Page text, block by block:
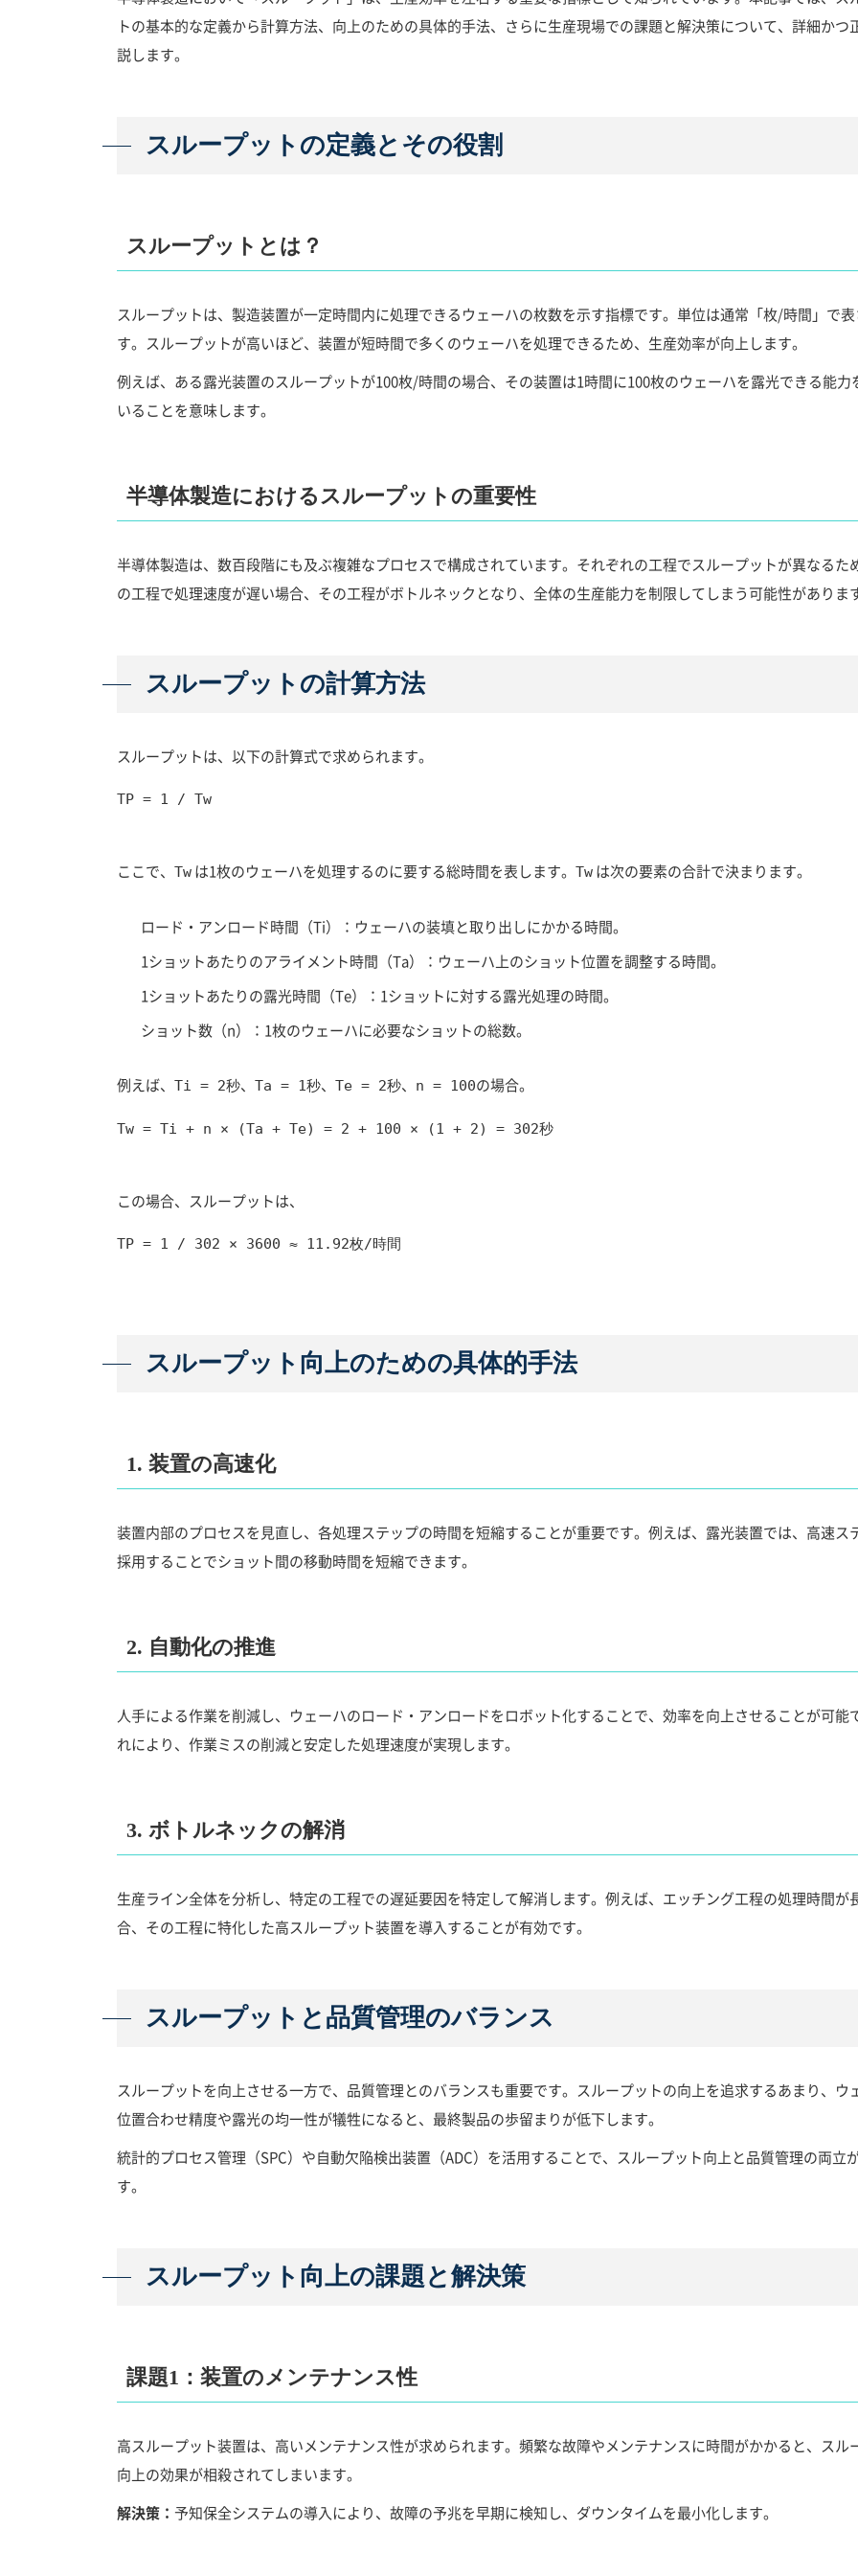
トの基本的な定義から計算方法、向上のための具体的手法、さらに生産現場での課題と解決策について、詳細かつ
説します。
スループットの定義とその役割
スループットとは？
スループットは、製造装置が一定時間内に処理できるウェーハの枚数を示す指標です。単位は通常「枚/時間」で表
す。スループットが高いほど、装置が短時間で多くのウェーハを処理できるため、生産効率が向上します。
例えば、ある露光装置のスループットが100枚/時間の場合、その装置は1時間に100枚のウェーハを露光できる能力
いることを意味します。
半導体製造におけるスループットの重要性
半導体製造は、数百段階にも及ぶ複雑なプロセスで構成されています。それぞれの工程でスループットが異なるた
の工程で処理速度が遅い場合、その工程がボトルネックとなり、全体の生産能力を制限してしまう可能性があります
スループットの計算方法
スループットは、以下の計算式で求められます。
TP = 1 / Tw
ここで、 Tw は1枚のウェーハを処理するのに要する総時間を表します。 Tw は次の要素の合計で決まります。
ロード・アンロード時間（Ti）：ウェーハの装填と取り出しにかかる時間。
1ショットあたりのアライメント時間（Ta）：ウェーハ上のショット位置を調整する時間。
1ショットあたりの露光時間（Te）：1ショットに対する露光処理の時間。
ショット数（n）：1枚のウェーハに必要なショットの総数。
例えば、 Ti = 2秒、 Ta = 1秒、 Te = 2秒、 n = 100の場合。
Tw = Ti + n × (Ta + Te) = 2 + 100 × (1 + 2) = 302秒
この場合、スループットは、
TP = 1 / 302 × 3600 ≈ 11.92枚/時間
スループット向上のための具体的手法
1. 装置の高速化
装置内部のプロセスを見直し、各処理ステップの時間を短縮することが重要です。例えば、露光装置では、高速ス
採用することでショット間の移動時間を短縮できます。
2. 自動化の推進
人手による作業を削減し、ウェーハのロード・アンロードをロボット化することで、効率を向上させることが可能
れにより、作業ミスの削減と安定した処理速度が実現します。
3. ボトルネックの解消
生産ライン全体を分析し、特定の工程での遅延要因を特定して解消します。例えば、エッチング工程の処理時間が
合、その工程に特化した高スループット装置を導入することが有効です。
スループットと品質管理のバランス
スループットを向上させる一方で、品質管理とのバランスも重要です。スループットの向上を追求するあまり、ウ
位置合わせ精度や露光の均一性が犠牲になると、最終製品の歩留まりが低下します。
統計的プロセス管理（SPC）や自動欠陥検出装置（ADC）を活用することで、スループット向上と品質管理の両立
す。
スループット向上の課題と解決策
課題1：装置のメンテナンス性
高スループット装置は、高いメンテナンス性が求められます。頻繁な故障やメンテナンスに時間がかかると、スル
向上の効果が相殺されてしまいます。
解決策： 予知保全システムの導入により、故障の予兆を早期に検知し、ダウンタイムを最小化します。